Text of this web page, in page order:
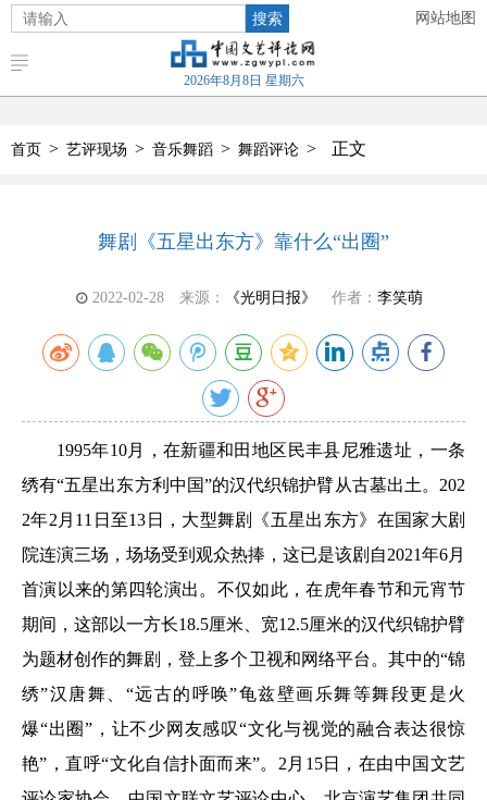
搜索 网站地图
2026年8月8日 星期六
首页 > 艺评现场 > 音乐舞蹈 > 舞蹈评论 > 正文
舞剧《五星出东方》靠什么“出圈”
2022-02-28 来源： 《光明日报》 作者： 李笑萌
1995年10月，在新疆和田地区民丰县尼雅遗址，一条
绣有“五星出东方利中国”的汉代织锦护臂从古墓出土。202
2年2月11日至13日，大型舞剧《五星出东方》在国家大剧
院连演三场，场场受到观众热捧，这已是该剧自2021年6月
首演以来的第四轮演出。不仅如此，在虎年春节和元宵节
期间，这部以一方长18.5厘米、宽12.5厘米的汉代织锦护臂
为题材创作的舞剧，登上多个卫视和网络平台。其中的“锦
绣”汉唐舞、“远古的呼唤”龟兹壁画乐舞等舞段更是火
爆“出圈”，让不少网友感叹“文化与视觉的融合表达很惊
艳”，直呼“文化自信扑面而来”。2月15日，在由中国文艺